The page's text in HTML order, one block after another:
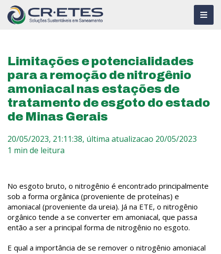
Limitações e potencialidades
para a remoção de nitrogênio
amoniacal nas estações de
tratamento de esgoto do estado
de Minas Gerais
20/05/2023, 21:11:38, última atualizacao 20/05/2023
1 min de leitura
No esgoto bruto, o nitrogênio é encontrado principalmente
sob a forma orgânica (proveniente de proteínas) e
amoniacal (proveniente da ureia). Já na ETE, o nitrogênio
orgânico tende a se converter em amoniacal, que passa
então a ser a principal forma de nitrogênio no esgoto.
E qual a importância de se remover o nitrogênio amoniacal